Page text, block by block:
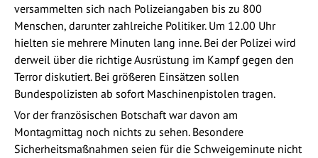
versammelten sich nach Polizeiangaben bis zu 800
Menschen, darunter zahlreiche Politiker. Um 12.00 Uhr
hielten sie mehrere Minuten lang inne. Bei der Polizei wird
derweil über die richtige Ausrüstung im Kampf gegen den
Terror diskutiert. Bei größeren Einsätzen sollen
Bundespolizisten ab sofort Maschinenpistolen tragen.
Vor der französischen Botschaft war davon am
Montagmittag noch nichts zu sehen. Besondere
Sicherheitsmaßnahmen seien für die Schweigeminute nicht